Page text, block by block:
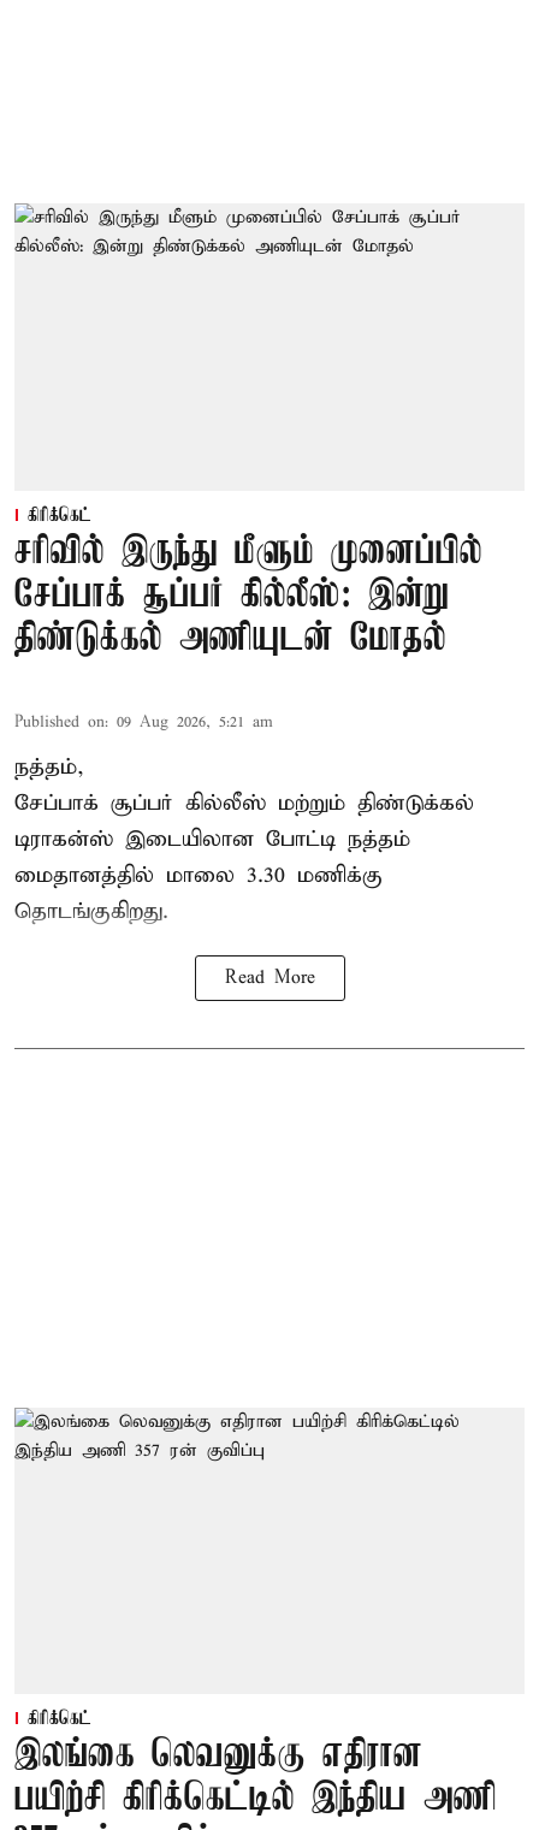
கிரிக்கெட்
சரிவில் இருந்து மீளும் முனைப்பில்
சேப்பாக் சூப்பர் கில்லீஸ்: இன்று
திண்டுக்கல் அணியுடன் மோதல்
Published on: 09 Aug 2026, 5:21 am
நத்தம்,
சேப்பாக் சூப்பர் கில்லீஸ் மற்றும் திண்டுக்கல்
டிராகன்ஸ் இடையிலான போட்டி நத்தம்
மைதானத்தில் மாலை 3.30 மணிக்கு
தொடங்குகிறது.
Read More
கிரிக்கெட்
இலங்கை லெவனுக்கு எதிரான
பயிற்சி கிரிக்கெட்டில் இந்திய அணி